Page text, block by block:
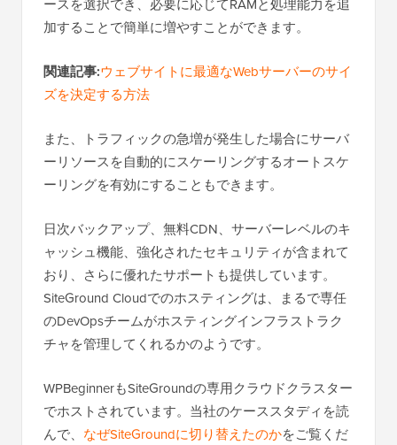
ースを選択でき、必要に応じてRAMと処理能力を追
加することで簡単に増やすことができます。
関連記事:ウェブサイトに最適なWebサーバーのサイ
ズを決定する方法
また、トラフィックの急増が発生した場合にサーバ
ーリソースを自動的にスケーリングするオートスケ
ーリングを有効にすることもできます。
日次バックアップ、無料CDN、サーバーレベルのキ
ャッシュ機能、強化されたセキュリティが含まれて
おり、さらに優れたサポートも提供しています。
SiteGround Cloudでのホスティングは、まるで専任
のDevOpsチームがホスティングインフラストラク
チャを管理してくれるかのようです。
WPBeginnerもSiteGroundの専用クラウドクラスター
でホストされています。当社のケーススタディを読
んで、 なぜSiteGroundに切り替えたのかをご覧くだ